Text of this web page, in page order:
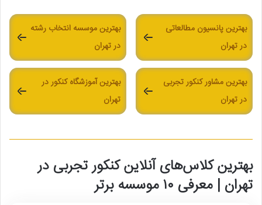
بهترین پانسیون مطالعاتی
در تهران
بهترین موسسه انتخاب رشته
در تهران
بهترین مشاور کنکور تجربی
در تهران
بهترین آموزشگاه کنکور در
تهران
بهترین کلاس‌های آنلاین کنکور تجربی در
تهران | معرفی ۱۰ موسسه برتر